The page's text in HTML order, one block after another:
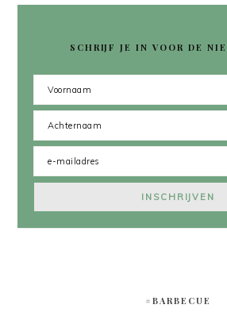
SCHRIJF JE IN VOOR DE
#BARBECUE